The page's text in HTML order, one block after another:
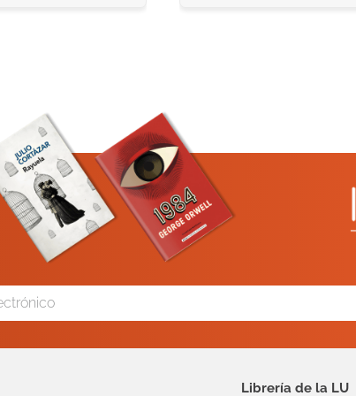
Librería de la LU